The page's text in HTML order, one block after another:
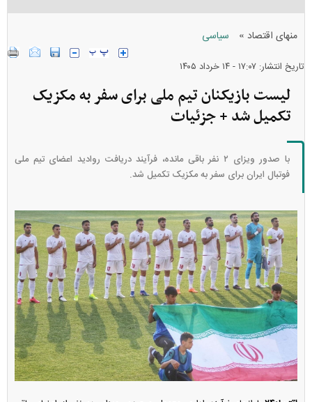
منهای اقتصاد » سیاسی
تاریخ انتشار: ۱۷:۰۷ - ۱۴ خرداد ۱۴۰۵
لیست بازیکنان تیم ملی برای سفر به مکزیک
تکمیل شد + جزئیات
با صدور ویزای ۲ نفر باقی مانده، فرآیند دریافت روادید اعضای تیم ملی
فوتبال ایران برای سفر به مکزیک تکمیل شد.